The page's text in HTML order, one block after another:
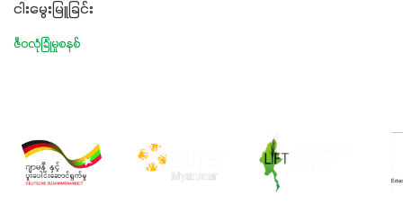
ငါးမွေးမြူခြင်း
ဇီဝလုံခြုံမှုစနစ်